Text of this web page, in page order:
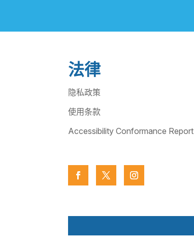
法律
隐私政策
使用条款
Accessibility Conformance Report